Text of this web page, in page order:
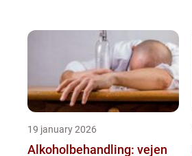
19 january 2026
Alkoholbehandling: vejen